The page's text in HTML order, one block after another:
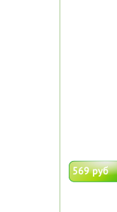
569 руб